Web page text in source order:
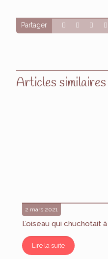
Partager
Articles similaires
2 mars 2021
L’oiseau qui chuchotait
Lire la suite